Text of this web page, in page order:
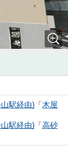
駅経由)「 木屋
駅経由)「 高砂